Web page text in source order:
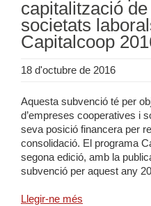
capitalització
societats
Capitalcoop
18 d'octubre de 2016
Aquesta subvenció té per
d’empreses cooperatives i
seva posició financera per
consolidació. El programa
segona edició, amb la
subvenció per aquest any
Llegir-ne més